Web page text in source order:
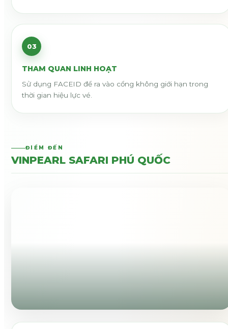
03
THAM QUAN LINH HOẠT
Sử dụng FACEID để ra vào cổng không giới hạn trong
thời gian hiệu lực vé.
ĐIỂM ĐẾN
VINPEARL SAFARI PHÚ QUỐC